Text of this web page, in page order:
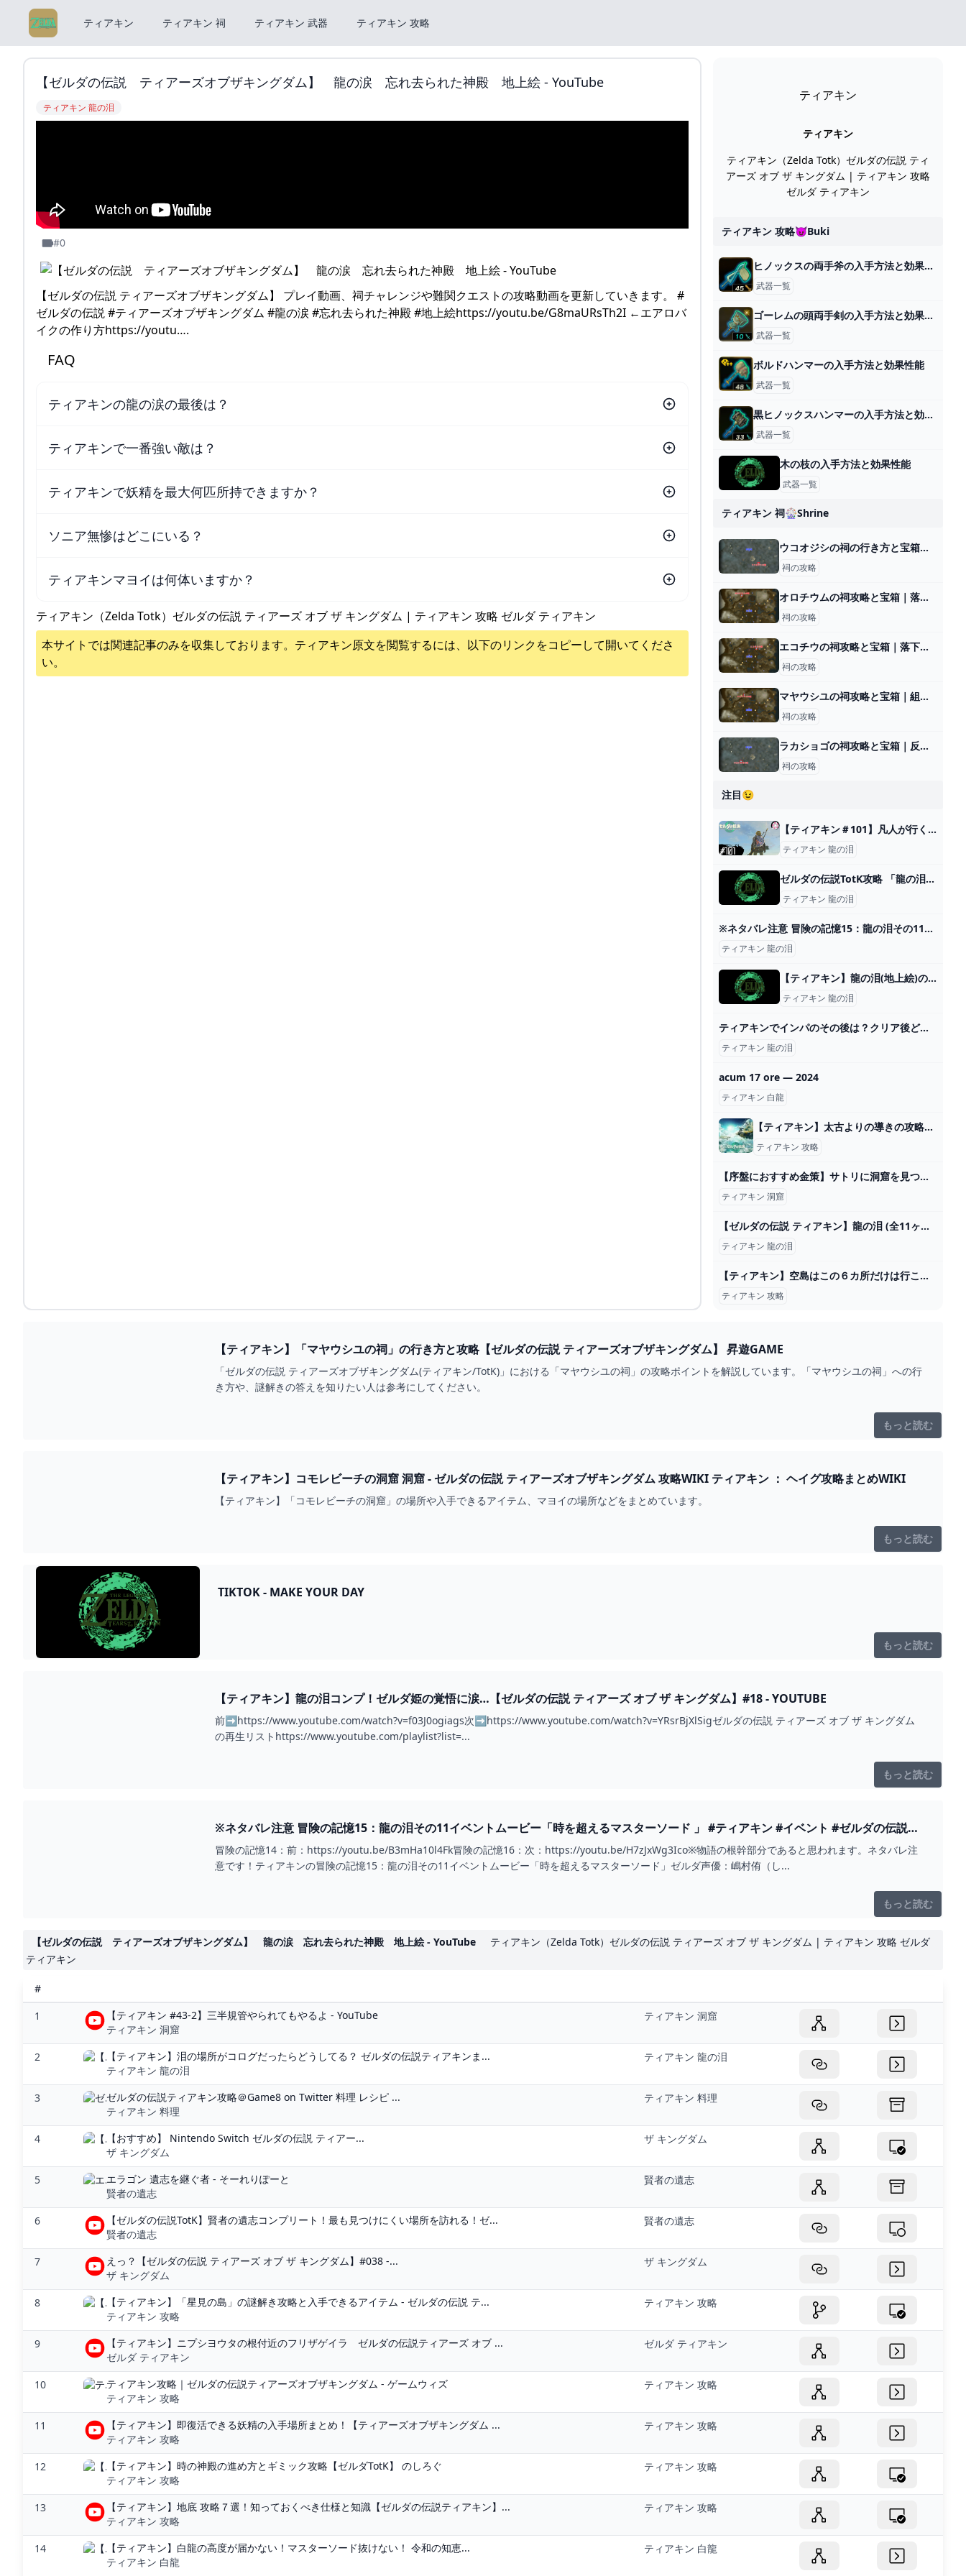
ティアキン ティアキン 祠 ティアキン 武器 ティアキン 攻略
【ゼルダの伝説 ティアーズオブザキングダム】 龍の涙 忘れ去られた神殿 地上絵 - YouTube
ティアキン 龍の泪
#0
【ゼルダの伝説 ティアーズオブザキングダム】 プレイ動画、祠チャレンジや難関クエストの攻略動画を更新していきます。 #
ゼルダの伝説 #ティアーズオブザキングダム #龍の涙 #忘れ去られた神殿 #地上絵https://youtu.be/G8maURsTh2I ←エアロバ
イクの作り方https://youtu….
FAQ
ティアキンの龍の涙の最後は？
ティアキンで一番強い敵は？
ティアキンで妖精を最大何匹所持できますか？
ソニア無惨はどこにいる？
ティアキンマヨイは何体いますか？
ティアキン（Zelda Totk）ゼルダの伝説 ティアーズ オブ ザ キングダム | ティアキン 攻略 ゼルダ ティアキン
本サイトでは関連記事のみを収集しております。 ティアキン原文を閲覧するには、以下のリンクをコピーして開いてくださ
い。
ティアキン
ティアキン
ティアキン（Zelda Totk）ゼルダの伝説 ティ
アーズ オブ ザ キングダム | ティアキン 攻略
ゼルダ ティアキン
ティアキン 攻略😈buki
ヒノックスの両手斧の入手方法と効果性能
武器一覧
ゴーレムの頭両手剣の入手方法と効果性能
武器一覧
ボルドハンマーの入手方法と効果性能
武器一覧
黒ヒノックスハンマーの入手方法と効果性能
武器一覧
木の枝の入手方法と効果性能
武器一覧
ティアキン 祠🎡shrine
ウコオジシの祠の行き方と宝箱｜ラウルの祝福
祠の攻略
オロチウムの祠攻略と宝箱｜落ちる勇気
祠の攻略
エコチウの祠攻略と宝箱｜落下と上昇
祠の攻略
マヤウシユの祠攻略と宝箱｜組み合わせ
祠の攻略
ラカショゴの祠攻略と宝箱｜反射するもの
祠の攻略
注目😉
【ティアキン＃101】凡人が行く龍泪旅 - ニコニコ動画
ティアキン 龍の泪
ゼルダの伝説TotK攻略 「龍の泪」の進め方 ゲームセカイ
ティアキン 龍の泪
※ネタバレ注意 冒険の記憶15：龍の泪その11イベントムービー「時を超えるマスターソード 」 #ティアキン #イベント #ゼルダの伝説ティアーズオブザキングダム #イベントムービー #龍の泪 - YouTube
ティアキン 龍の泪
【ティアキン】龍の泪(地上絵)の場所一覧・マップ画像付き【ゼルダの伝説ティアーズオブザキングダム】 - SAMURAI GAMERS
ティアキン 龍の泪
ティアキンでインパのその後は？クリア後どこにいるか解説
ティアキン 龍の泪
acum 17 ore — 2024
ティアキン 白龍
【ティアキン】太古よりの導きの攻略と発生条件【ティアーズオブザキングダム】 - ティアキン攻略Wiki Gamerch
ティアキン 攻略
【序盤におすすめ金策】サトリに洞窟を見つけてもらう方法【ルピー稼ぎ】 - YouTube
ティアキン 洞窟
【ゼルダの伝説 ティアキン】龍の泪 (全11ヶ所 )地上絵の場所 /イベントまとめ マスターソード 【ゼルダの伝説 ティアーズ オブ ザ キングダム】真エンディング【totk】 - YouTube
ティアキン 龍の泪
【ティアキン】空島はこの６カ所だけは行こう！空島で行くべき場所まとめ！【ティアーズオブザキングダム】 - YouTube
ティアキン 攻略
【ティアキン】「マヤウシユの祠」の行き方と攻略【ゼルダの伝説 ティアーズオブザキングダム】 昇遊GAME
「ゼルダの伝説 ティアーズオブザキングダム(ティアキン/TotK)」における「マヤウシユの祠」の攻略ポイントを解説しています。「マヤウシユの祠」への行
き方や、謎解きの答えを知りたい人は参考にしてください。
もっと読む
【ティアキン】コモレビーチの洞窟 洞窟 - ゼルダの伝説 ティアーズオブザキングダム 攻略WIKI ティアキン ： ヘイグ攻略まとめWIKI
【ティアキン】「コモレビーチの洞窟」の場所や入手できるアイテム、マヨイの場所などをまとめています。
もっと読む
TIKTOK - MAKE YOUR DAY
もっと読む
【ティアキン】龍の泪コンプ！ゼルダ姫の覚悟に涙…【ゼルダの伝説 ティアーズ オブ ザ キングダム】#18 - YOUTUBE
前➡https://www.youtube.com/watch?v=f03J0ogiags次➡https://www.youtube.com/watch?v=YRsrBjXlSigゼルダの伝説 ティアーズ オブ ザ キングダム
の再生リストhttps://www.youtube.com/playlist?list=...
もっと読む
※ネタバレ注意 冒険の記憶15：龍の泪その11イベントムービー「時を超えるマスターソード 」 #ティアキン #イベント #ゼルダの伝説テ
ィアーズオブザキングダム #イベントムービー #龍の泪 - YOUTUBE
冒険の記憶14：前：https://youtu.be/B3mHa10l4Fk冒険の記憶16：次：https://youtu.be/H7zJxWg3Ico※物語の根幹部分であると思われます。ネタバレ注
意です！ティアキンの冒険の記憶15：龍の泪その11イベントムービー「時を超えるマスターソード」ゼルダ声優：嶋村侑（し...
もっと読む
【ゼルダの伝説 ティアーズオブザキングダム】 龍の涙 忘れ去られた神殿 地上絵 - YouTube
ティアキン（Zelda Totk）ゼルダの伝説 ティアーズ オブ ザ キングダム | ティアキン 攻略 ゼルダ
ティアキン
#
1
【ティアキン #43-2】三半規管やられてもやるよ - YouTube
ティアキン 洞窟
ティアキン 洞窟
2
【ティアキン】泪の場所がコログだったらどうしてる？ ゼルダの伝説ティアキンま...
ティアキン 龍の泪
ティアキン 龍の泪
3
ゼルダの伝説ティアキン攻略＠Game8 on Twitter 料理 レシピ ...
ティアキン 料理
ティアキン 料理
4
【おすすめ】 Nintendo Switch ゼルダの伝説 ティアー...
ザ キングダム
ザ キングダム
5
エラゴン 遺志を継ぐ者 - そーれりぽーと
賢者の遺志
賢者の遺志
6
【ゼルダの伝説TotK】賢者の遺志コンプリート！最も見つけにくい場所を訪れる！ゼ...
賢者の遺志
賢者の遺志
7
えっ？【ゼルダの伝説 ティアーズ オブ ザ キングダム】#038 -...
ザ キングダム
ザ キングダム
8
【ティアキン】「星見の島」の謎解き攻略と入手できるアイテム - ゼルダの伝説 テ...
ティアキン 攻略
ティアキン 攻略
9
【ティアキン】ニプシヨウタの根付近のフリザゲイラ ゼルダの伝説ティアーズ オブ ...
ゼルダ ティアキン
ゼルダ ティアキン
10
ティアキン攻略｜ゼルダの伝説ティアーズオブザキングダム - ゲームウィズ
ティアキン 攻略
ティアキン 攻略
11
【ティアキン】即復活できる妖精の入手場所まとめ！【ティアーズオブザキングダム ...
ティアキン 攻略
ティアキン 攻略
12
【ティアキン】時の神殿の進め方とギミック攻略【ゼルダTotK】 のしろぐ
ティアキン 攻略
ティアキン 攻略
13
【ティアキン】地底 攻略７選！知っておくべき仕様と知識【ゼルダの伝説ティアキン】...
ティアキン 攻略
ティアキン 攻略
14
【ティアキン】白龍の高度が届かない！マスターソード抜けない！ 令和の知恵...
ティアキン 白龍
ティアキン 白龍